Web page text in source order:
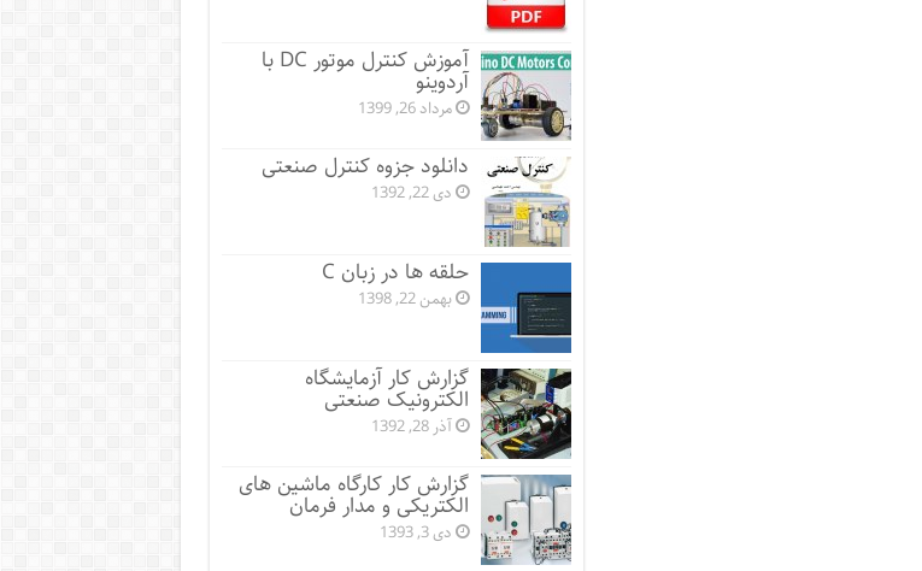
آموزش کنترل موتور DC با
آردوینو
مرداد 26, 1399
دانلود جزوه کنترل صنعتی
دی 22, 1392
حلقه ها در زبان C
بهمن 22, 1398
گزارش کار آزمایشگاه
الکترونیک صنعتی
آذر 28, 1392
گزارش کار کارگاه ماشین های
الکتریکی و مدار فرمان
دی 3, 1393